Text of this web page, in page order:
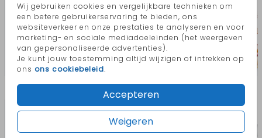
Wij gebruiken cookies en vergelijkbare technieken om
een betere gebruikerservaring te bieden, ons
websiteverkeer en onze prestaties te analyseren en voor
marketing- en sociale mediadoeleinden (het weergeven
van gepersonaliseerde advertenties).
Je kunt jouw toestemming altijd wijzigen of intrekken op
ons ons cookiebeleid.
Accepteren
Weigeren
Meer in deze stijl
Sluitzegel labeltje